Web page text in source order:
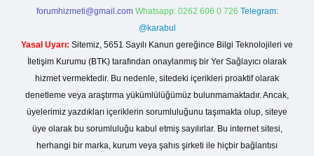
forumhizmeti@gmail.com Whatsapp: 0262 606 0 726 Telegram:
@karabul
Yasal Uyarı: Sitemiz, 5651 Sayılı Kanun gereğince Bilgi Teknolojileri ve
İletişim Kurumu (BTK) tarafından onaylanmış bir Yer Sağlayıcı olarak
hizmet vermektedir. Bu nedenle, sitedeki içerikleri proaktif olarak
denetleme veya araştırma yükümlülüğümüz bulunmamaktadır. Ancak,
üyelerimiz yazdıkları içeriklerin sorumluluğunu taşımakta olup, siteye
üye olarak bu sorumluluğu kabul etmiş sayılırlar. Bu internet sitesi,
herhangi bir marka, kurum veya şahıs şirketi ile hiçbir bağlantısı